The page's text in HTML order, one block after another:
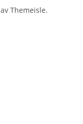
av Themeisle.